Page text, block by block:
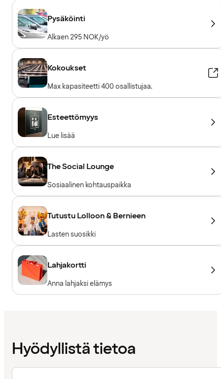
Pysäköinti
Alkaen 295 NOK/yö
Kokoukset
Max kapasiteetti 400 osallistujaa.
Esteettömyys
Lue lisää
The Social Lounge
Sosiaalinen kohtauspaikka
Tutustu Lolloon & Bernieen
Lasten suosikki
Lahjakortti
Anna lahjaksi elämys
Hyödyllistä tietoa